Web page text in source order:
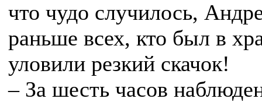
что чудо случилось,
раньше всех, кто был в
уловили резкий скачок!
– За шесть часов